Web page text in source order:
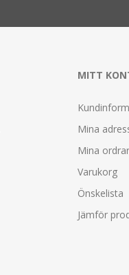
MITT
Mina
Mina ordrar
Varukorg
Önskelista
Jämför